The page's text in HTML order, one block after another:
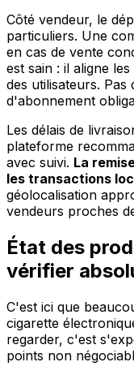
Côté vendeur, le
particuliers. Une
en cas de vente
est sain : il aligne
des utilisateurs.
d'abonnement
Les délais de
plateforme
avec suivi. La
les transactions
géolocalisation
vendeurs proches
État des
vérifier
C'est ici que
cigarette
regarder, c'est
points non